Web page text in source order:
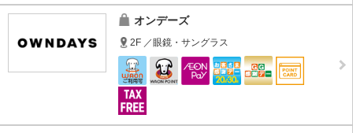
オンデーズ
2F ／眼鏡・サングラス